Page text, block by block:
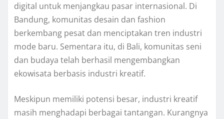
digital untuk menjangkau pasar internasional. Di
Bandung, komunitas desain dan fashion
berkembang pesat dan menciptakan tren industri
mode baru. Sementara itu, di Bali, komunitas seni
dan budaya telah berhasil mengembangkan
ekowisata berbasis industri kreatif.
Meskipun memiliki potensi besar, industri kreatif
masih menghadapi berbagai tantangan. Kurangnya